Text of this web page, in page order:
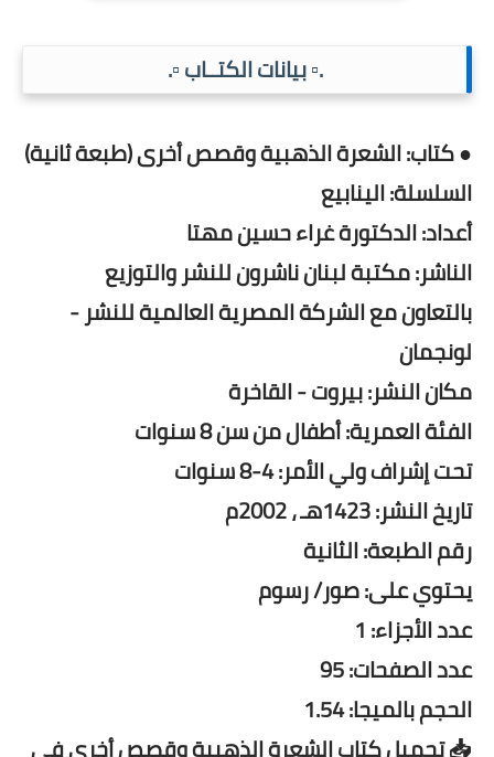
.▫️ بيانات الكتــاب ▫️.
● كتاب: الشعرة الذهبية وقصص أخرى (طبعة ثانية)
السلسلة: الينابيع
أعداد: الدكتورة غراء حسين مهتا
الناشر: مكتبة لبنان ناشرون للنشر والتوزيع
بالتعاون مع الشركة المصرية العالمية للنشر -
لونجمان
مكان النشر: بيروت - القاخرة
الفئة العمرية: أطفال من سن 8 سنوات
تحت إشراف ولي الأمر: 4-8 سنوات
تاريخ النشر: 1423هـ ، 2002م
رقم الطبعة: الثانية
يحتوي على: صور/ رسوم
عدد الأجزاء: 1
عدد الصفحات: 95
الحجم بالميجا: 1.54
📥 تحميل كتاب الشعرة الذهبية وقصص أخرى فى